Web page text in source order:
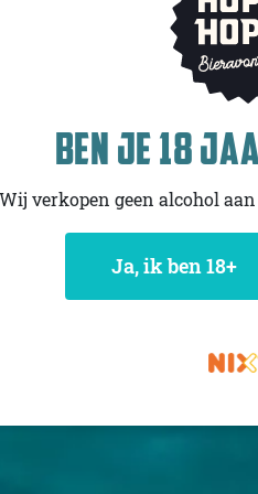
BEN JE 18
Wij verkopen geen alcohol
Ja, ik ben 18+